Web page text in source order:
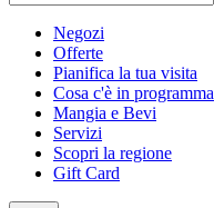
Negozi
Offerte
Pianifica la tua visita
Cosa c'è in programma
Mangia e Bevi
Servizi
Scopri la regione
Gift Card